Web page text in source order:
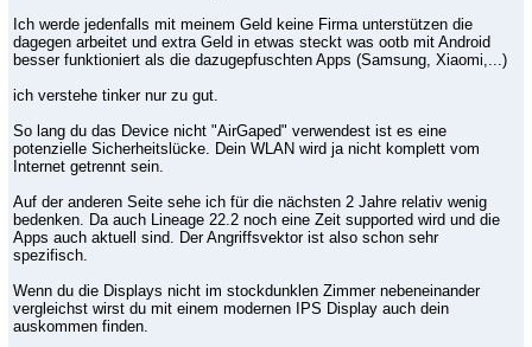
Ich werde jedenfalls mit meinem Geld keine Firma unterstützen die
dagegen arbeitet und extra Geld in etwas steckt was ootb mit Android
besser funktioniert als die dazugepfuschten Apps (Samsung, Xiaomi,...)
ich verstehe tinker nur zu gut.
So lang du das Device nicht "AirGaped" verwendest ist es eine
potenzielle Sicherheitslücke. Dein WLAN wird ja nicht komplett vom
Internet getrennt sein.
Auf der anderen Seite sehe ich für die nächsten 2 Jahre relativ wenig
bedenken. Da auch Lineage 22.2 noch eine Zeit supported wird und die
Apps auch aktuell sind. Der Angriffsvektor ist also schon sehr
spezifisch.
Wenn du die Displays nicht im stockdunklen Zimmer nebeneinander
vergleichst wirst du mit einem modernen IPS Display auch dein
auskommen finden.